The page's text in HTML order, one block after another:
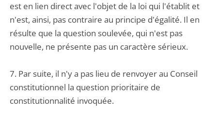
est en lien direct avec l'objet de la loi qui l'établit et
n'est, ainsi, pas contraire au principe d'égalité. Il en
résulte que la question soulevée, qui n'est pas
nouvelle, ne présente pas un caractère sérieux.
7. Par suite, il n'y a pas lieu de renvoyer au Conseil
constitutionnel la question prioritaire de
constitutionnalité invoquée.